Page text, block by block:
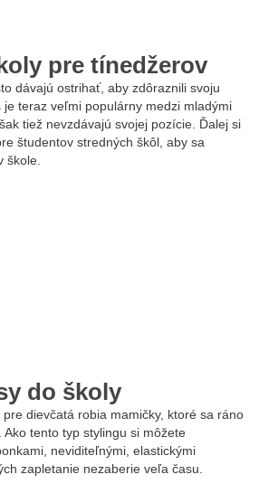
pre tínedžerov
dávajú ostrihať, aby zdôraznili svoju
je teraz veľmi populárny medzi mladými
tiež nevzdávajú svojej pozície. Ďalej si
študentov stredných škôl, aby sa
škole.
do školy
dievčatá robia mamičky, ktoré sa ráno
tento typ stylingu si môžete
neviditeľnými, elastickými
zapletanie nezaberie veľa času.